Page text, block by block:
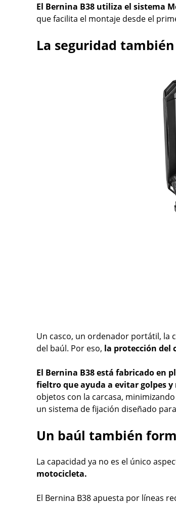
El Bernina B38 utiliza el sistema
que facilita el montaje desde el
La seguridad
Un casco, un ordenador portátil, la
del baúl. Por eso, la protección del
El Bernina B38 está fabricado en
fieltro que ayuda a evitar golpes y
objetos con la carcasa,
un sistema de fijación diseñado
Un baúl también
La capacidad ya no es el único
motocicleta.
El Bernina B38 apuesta por líneas